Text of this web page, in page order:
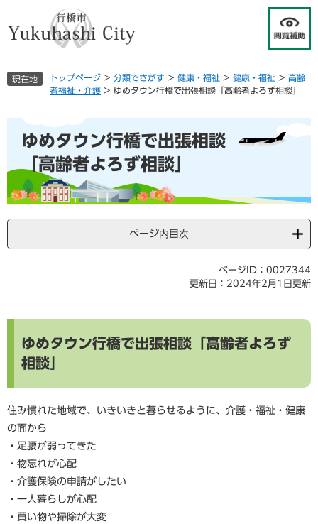
へ
現在地 トップページ > 分類でさがす > 健康・福祉 > 健康・福祉 > 高齢
者福祉・介護 > ゆめタウン行橋で出張相談「高齢者よろず相談」
ゆめタウン行橋で出張相談
「高齢者よろず相談」
ページ内目次
ページID：0027344
更新日：2024年2月1日更新
ゆめタウン行橋で出張相談「高齢者よろず
相談」
住み慣れた地域で、いきいきと暮らせるように、介護・福祉・健康
の面から
・足腰が弱ってきた
・物忘れが心配
・介護保険の申請がしたい
・一人暮らしが心配
・買い物や掃除が大変